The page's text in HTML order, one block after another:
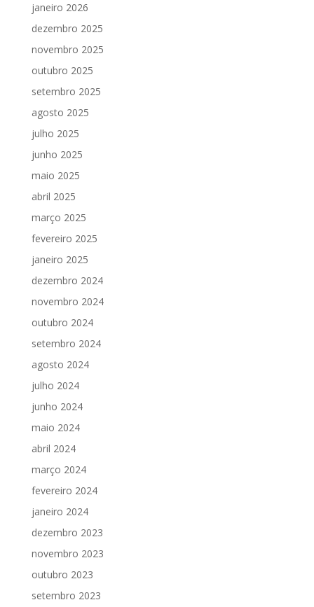
janeiro 2026
dezembro 2025
novembro 2025
outubro 2025
setembro 2025
agosto 2025
julho 2025
junho 2025
maio 2025
abril 2025
março 2025
fevereiro 2025
janeiro 2025
dezembro 2024
novembro 2024
outubro 2024
setembro 2024
agosto 2024
julho 2024
junho 2024
maio 2024
abril 2024
março 2024
fevereiro 2024
janeiro 2024
dezembro 2023
novembro 2023
outubro 2023
setembro 2023